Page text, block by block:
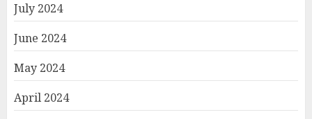
July 2024
June 2024
May 2024
April 2024